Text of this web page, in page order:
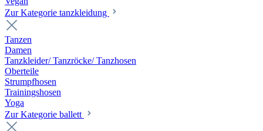
Zur Kategorie tanzkleidung
Tanzen
Damen
Tanzkleider/ Tanzröcke/ Tanzhosen
Oberteile
Strumpfhosen
Trainingshosen
Yoga
Zur Kategorie ballett